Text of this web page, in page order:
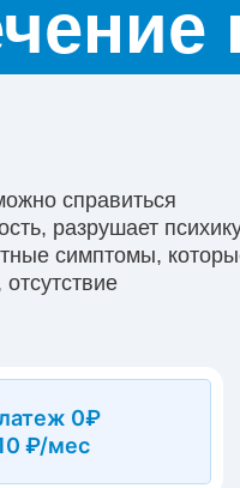
справиться
разрушает
симптомы,
проводят
методы –
39
0₽
₽/мес